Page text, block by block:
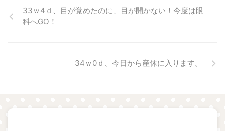
33ｗ4ｄ、目が覚めたのに、目が開かない！今度は眼
科へGO！
34ｗ0ｄ、今日から産休に入ります。